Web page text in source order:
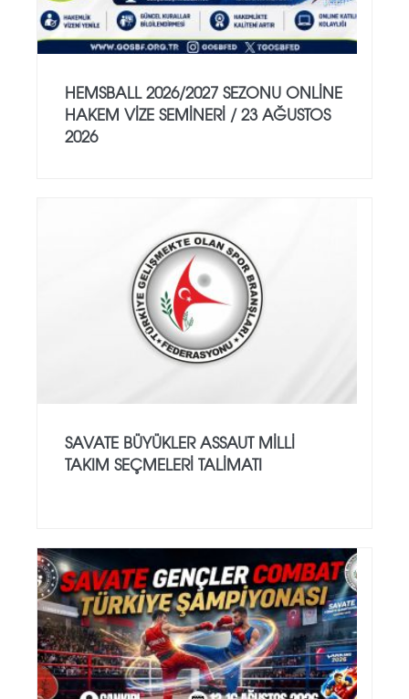
HEMSBALL 2026/2027 SEZONU ONLİNE
HAKEM VİZE SEMİNERİ / 23 AĞUSTOS
2026
SAVATE BÜYÜKLER ASSAUT MİLLİ
TAKIM SEÇMELERİ TALİMATI